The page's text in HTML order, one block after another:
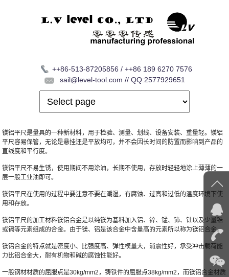
++86-513-87205856 / ++86 189 6270 7576
sail@level-tool.com // QQ:2577929651
镁铝平尺是量具的一种新材料，用于检验、测量、划线、设备安装、重量轻。镁铝
平尺容易保管，无论是悬挂还是平放均可，并不会因长时间的防置而影响到产品的
直线度和平行度。
镁铝平尺不易生锈，使用期间不用涂油，长期不使用，存放时轻轻地涂上薄薄的一
层一般工业油即可。
镁铝平尺在使用的过程中要注意不要在潮湿，有腐蚀、过高和过低的温度环境下使
用和存放。
镁铝平尺的加工材料镁铝合金是以纯镁为基料加入铝、锌、锰、铈、钍以及少量锆
或镉等元素组成的合金。由于镁、铝是该合金中含量高的元素所以称为镁铝合金。
镁铝合金的特点就是密度小、比强度高、弹性模量大，消震性好，承受冲击载荷能
力比铝合金大，耐有机物和碱的腐蚀性能好。
一般钢材材质的屈服点是30kg/mm2，铸铁件的屈服点38kg/mm2，而镁铝合金材质